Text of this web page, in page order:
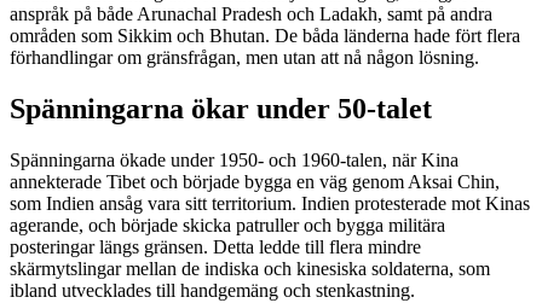
anspråk på både Arunachal Pradesh och Ladakh, samt på andra
områden som Sikkim och Bhutan. De båda länderna hade fört flera
förhandlingar om gränsfrågan, men utan att nå någon lösning.
Spänningarna ökar under 50-talet
Spänningarna ökade under 1950- och 1960-talen, när Kina
annekterade Tibet och började bygga en väg genom Aksai Chin,
som Indien ansåg vara sitt territorium. Indien protesterade mot Kinas
agerande, och började skicka patruller och bygga militära
posteringar längs gränsen. Detta ledde till flera mindre
skärmytslingar mellan de indiska och kinesiska soldaterna, som
ibland utvecklades till handgemäng och stenkastning.